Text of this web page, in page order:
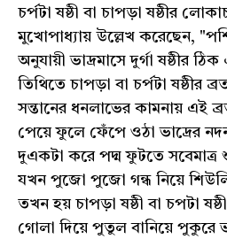
চর্পটা ষষ্ঠী বা চাপড়া ষষ্ঠীর
মুখোপাধ্যায় উল্লেখ করেছেন,
অনুযায়ী ভাদ্রমাসে দুর্গা ষষ্ঠীর
তিথিতে চাপড়া বা চর্পটা ষষ্ঠীর
সন্তানের ধনলাভের কামনায় এই
পেয়ে ফুলে ফেঁপে ওঠা ভাদ্রের
দুএকটা করে পদ্ম ফুটতে
যখন পুজো পুজো গন্ধ নিয়ে
তখন হয় চাপড়া ষষ্ঠী বা চপটা
গোলা দিয়ে পুতুল বানিয়ে পুকুরে